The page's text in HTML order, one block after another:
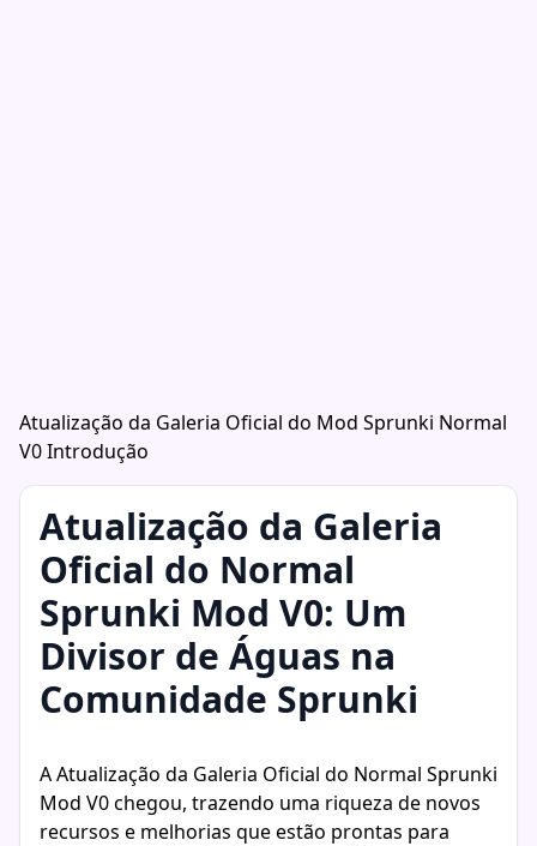
Atualização da Galeria Oficial do Mod Sprunki Normal
V0 Introdução
Atualização da Galeria
Oficial do Normal
Sprunki Mod V0: Um
Divisor de Águas na
Comunidade Sprunki
A Atualização da Galeria Oficial do Normal Sprunki
Mod V0 chegou, trazendo uma riqueza de novos
recursos e melhorias que estão prontas para